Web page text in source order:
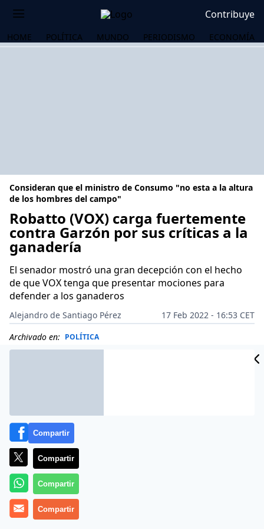
Contribuye
HOME POLÍTICA MUNDO PERIODISMO ECONOMÍA
Consideran que el ministro de Consumo "no esta a la altura
de los hombres del campo"
Robatto (VOX) carga fuertemente
contra Garzón por sus críticas a la
ganadería
El senador mostró una gran decepción con el hecho
de que VOX tenga que presentar mociones para
defender a los ganaderos
Alejandro de Santiago Pérez
17 Feb 2022 - 16:53 CET
Archivado en: POLÍTICA
Compartir
Compartir
Compartir
Compartir